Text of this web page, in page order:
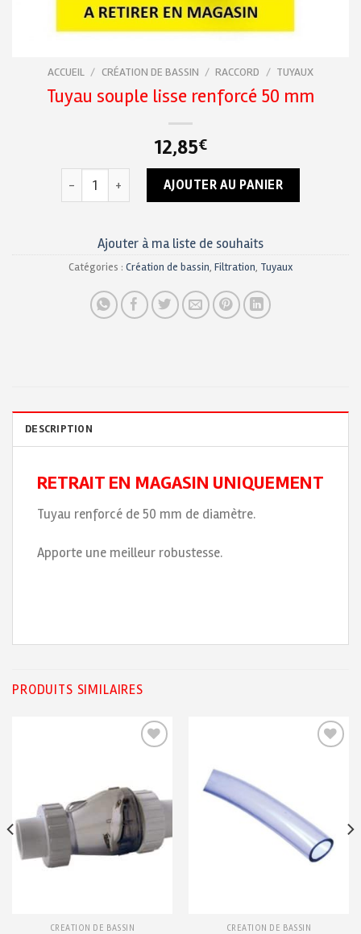
ACCUEIL / CRÉATION DE BASSIN / RACCORD / TUYAUX
Tuyau souple lisse renforcé 50 mm
12,85€
quantité de Tuyau souple lisse renforcé 50 mm
AJOUTER AU PANIER
Ajouter à ma liste de souhaits
Catégories : Création de bassin, Filtration, Tuyaux
DESCRIPTION
RETRAIT EN MAGASIN UNIQUEMENT
Tuyau renforcé de 50 mm de diamètre.
Apporte une meilleur robustesse.
PRODUITS SIMILAIRES
souhaits
CRÉATION DE BASSIN CRÉATION DE BASSIN